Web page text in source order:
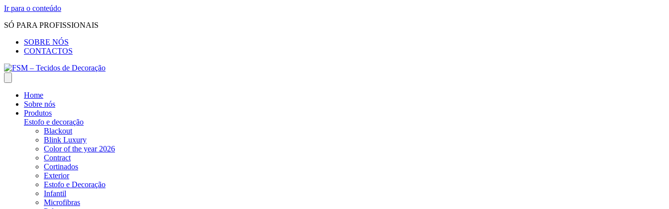
Ir para o conteúdo
SÓ PARA PROFISSIONAIS
SOBRE NÓS
CONTACTOS
Home
Sobre nós
Produtos
Estofo e decoração
Blackout
Blink Luxury
Color of the year 2026
Contract
Cortinados
Exterior
Estofo e Decoração
Infantil
Microfibras